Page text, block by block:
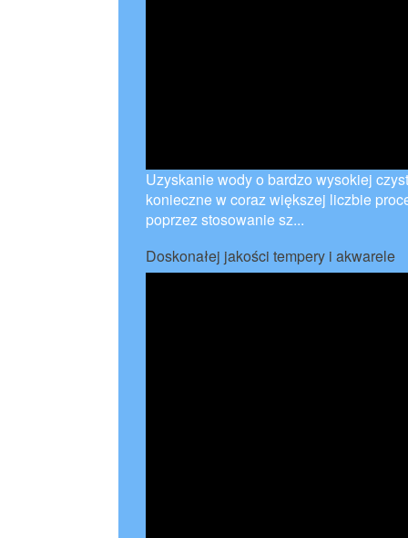
Uzyskanie wody o bardzo wysokiej
konieczne w coraz większej liczbie
poprzez stosowanie sz...
Doskonałej jakości tempery i akwarele